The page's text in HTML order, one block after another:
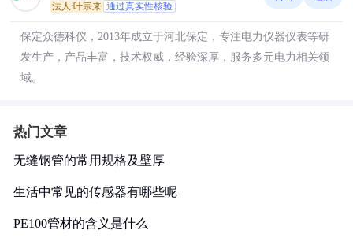
法人:叶宗来 通过真实性核验
保定众德科仪，2013年成立于河北保定，专注电力仪器仪表等研
发生产，产品丰富，技术权威，经验深厚，服务多元电力相关领
域。
热门文章
无缝钢管的常用规格及壁厚
生活中常见的传感器有哪些呢
PE100管材的含义是什么